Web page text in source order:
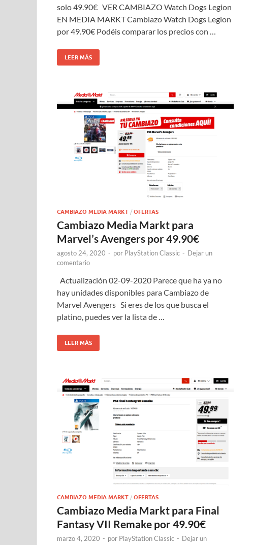
solo 49.90€ VER CAMBIAZO Watch Dogs Legion
EN MEDIA MARKT Cambiazo Watch Dogs Legion
por 49.90€ Podéis comparar los precios con …
LEER MÁS
CAMBIAZO MEDIA MARKT / OFERTAS
Cambiazo Media Markt para
Marvel’s Avengers por 49.90€
agosto 24, 2020 - por PlayStation Classic - Dejar un
comentario
Actualización 02-09-2020 Parece que ha ya no
hay unidades disponibles para Cambiazo de
Marvel Avengers Si eres de los que busca el
platino, puedes ver la lista de …
LEER MÁS
CAMBIAZO MEDIA MARKT / OFERTAS
Cambiazo Media Markt para Final
Fantasy VII Remake por 49.90€
marzo 4, 2020 - por PlayStation Classic - Dejar un